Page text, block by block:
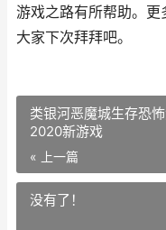
游戏之路有所帮助。更
大家下次拜拜吧。
类银河恶魔城生存恐
2020新游戏
« 上一篇
没有了！